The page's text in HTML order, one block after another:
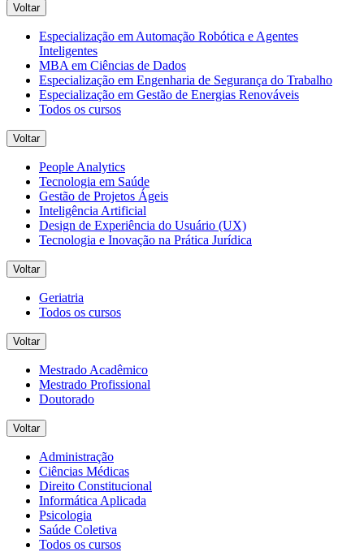
Voltar
Especialização em Automação Robótica e Agentes
Inteligentes
MBA em Ciências de Dados
Especialização em Engenharia de Segurança do Trabalho
Especialização em Gestão de Energias Renováveis
Todos os cursos
Voltar
People Analytics
Tecnologia em Saúde
Gestão de Projetos Ágeis
Inteligência Artificial
Design de Experiência do Usuário (UX)
Tecnologia e Inovação na Prática Jurídica
Voltar
Geriatria
Todos os cursos
Voltar
Mestrado Acadêmico
Mestrado Profissional
Doutorado
Voltar
Administração
Ciências Médicas
Direito Constitucional
Informática Aplicada
Psicologia
Saúde Coletiva
Todos os cursos